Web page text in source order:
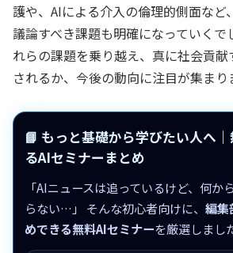
護や、AIによる介入の倫理的側面など
議論すべき課題も明確になっていくで
れらの課題を乗り越え、真に社会貢
されるか、今後の動向に注目が集まり
📘 もっと基礎から学びたい人へ
るAIセミナーまとめ
「AIニュースは追っているけど、何か
らない…」 そんな初心者向けに、 編集
めできる無料AIセミナーを厳選しまし